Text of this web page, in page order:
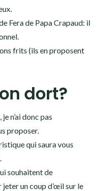
Fera de Papa Crapaud: il
frits (ils en proposent
dort?
n’ai donc pas
proposer.
qui saura vous
souhaitent de
jeter un coup d’œil sur le